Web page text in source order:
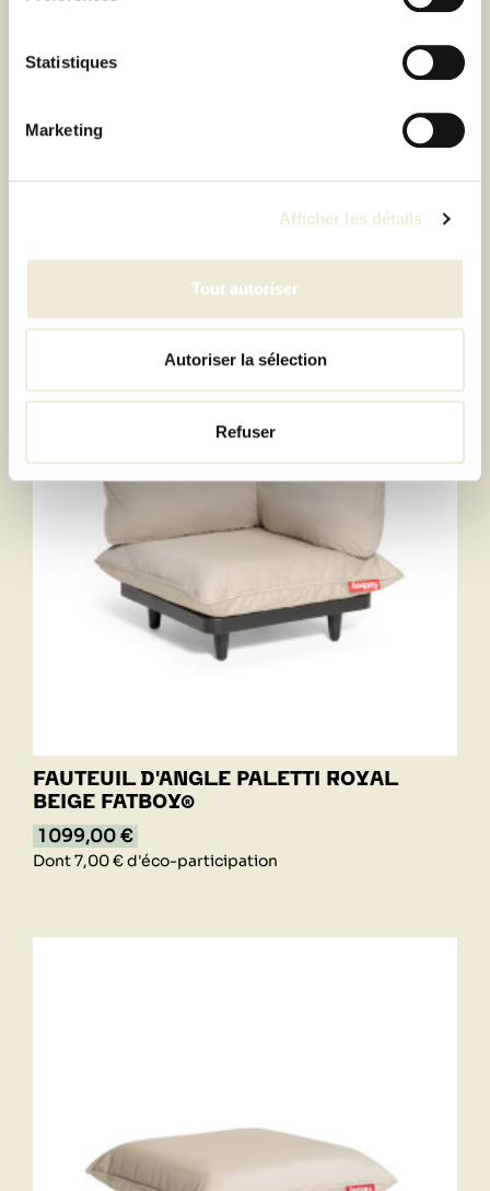
Statistiques
Marketing
Afficher les détails
Tout autoriser
Autoriser la sélection
Refuser
Dont 3,00 € d'éco-participation
FAUTEUIL D'ANGLE PALETTI ROYAL
BEIGE FATBOY®
1 099,00 €
Dont 7,00 € d'éco-participation